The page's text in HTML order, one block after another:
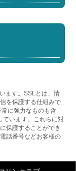
ます。SSLとは、情
を保護する仕組みで
に強力なものも含
ています。これらに対
保護することができ
話番号などお客様の